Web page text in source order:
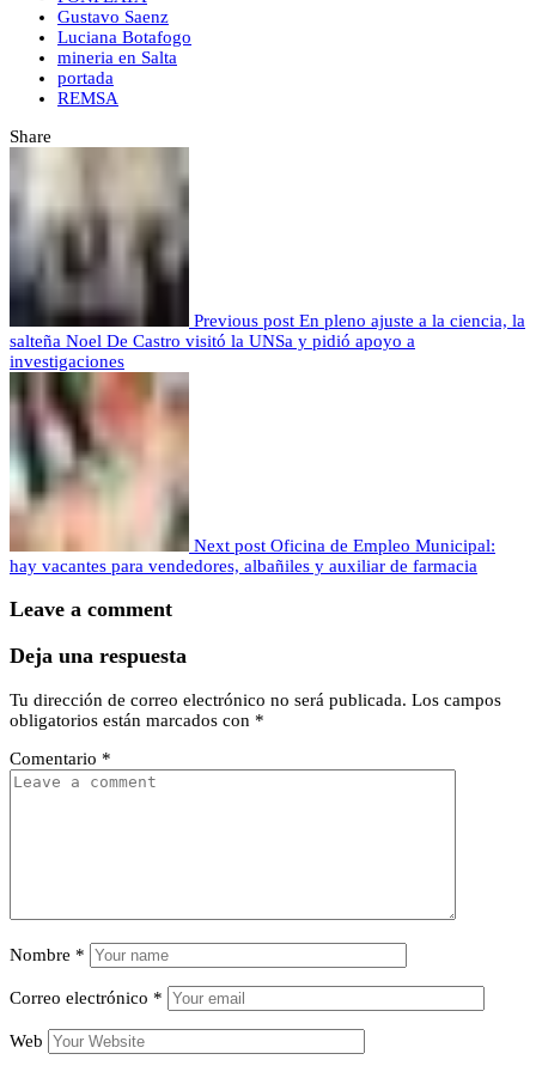
Gustavo Saenz
Luciana Botafogo
mineria en Salta
portada
REMSA
Share
Previous post En pleno ajuste a la ciencia, la
salteña Noel De Castro visitó la UNSa y pidió apoyo a
investigaciones
Next post Oficina de Empleo Municipal:
hay vacantes para vendedores, albañiles y auxiliar de farmacia
Leave a comment
Deja una respuesta
Tu dirección de correo electrónico no será publicada. Los campos
obligatorios están marcados con *
Comentario *
Nombre *
Correo electrónico *
Web